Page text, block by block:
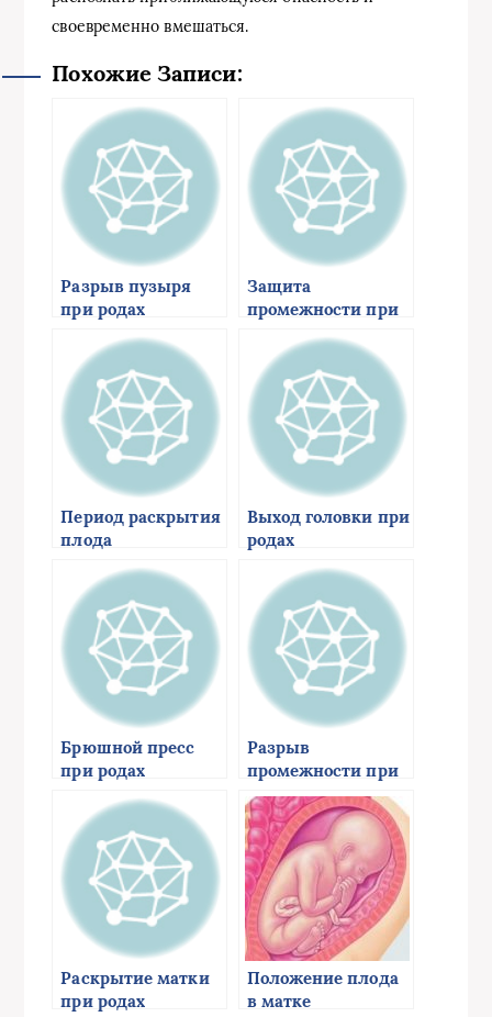
своевременно вмешаться.
Похожие Записи:
Разрыв пузыря
при родах
Защита
промежности при
Период раскрытия
плода
Выход головки при
родах
Брюшной пресс
при родах
Разрыв
промежности при
родах
Раскрытие матки
при родах
Положение плода
в матке